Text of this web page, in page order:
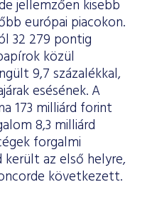
jellemzően kisebb
európai piacokon.
32 279 pontig
közül
9,7 százalékkal,
esésének. A
173 milliárd forint
8,3 milliárd
forgalmi
került az első helyre,
következett.